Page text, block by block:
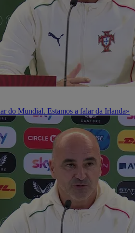
do Mundial. Estamos a falar da Irlanda»